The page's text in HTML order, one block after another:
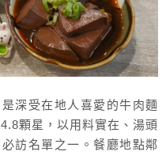
深受在地人喜愛的牛肉麵
顆星，以用料實在、湯頭
訪名單之一。餐廳地點鄰